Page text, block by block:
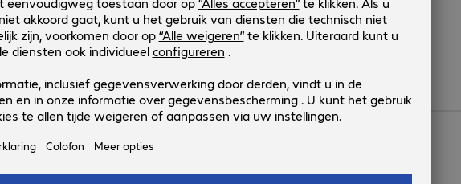
Gebruiker:1
Versie: 30
Besturingssysteem:Windows
Segment :Corporate
EDU WinZip 30 Pro 50-99U License
110263764
LCWZ30PROMLA2